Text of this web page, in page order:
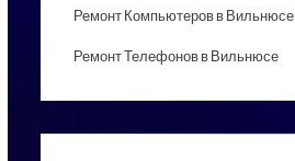
Ремонт Компьютеров в Вильнюсе
Ремонт Телефонов в Вильнюсе